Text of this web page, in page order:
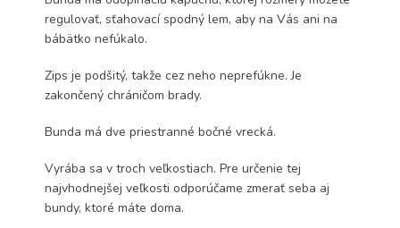
regulovať, sťahovací spodný lem, aby na Vás ani na
bábätko nefúkalo.
Zips je podšitý, takže cez neho neprefúkne. Je
zakončený chráničom brady.
Bunda má dve priestranné bočné vrecká.
Vyrába sa v troch veľkostiach. Pre určenie tej
najvhodnejšej veľkosti odporúčame zmerať seba aj
bundy, ktoré máte doma.